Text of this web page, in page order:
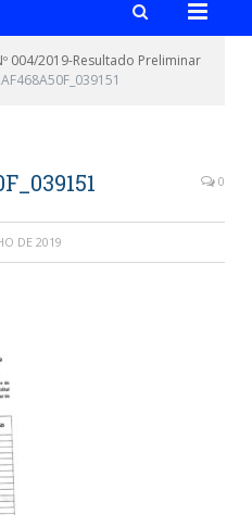
004/2019-Resultado Preliminar
0
DE 2019